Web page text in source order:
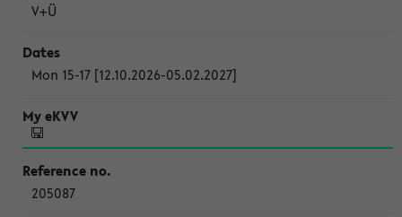
V+Ü
Mon 15-17 [12.10.2026-05.02.2027]
205087